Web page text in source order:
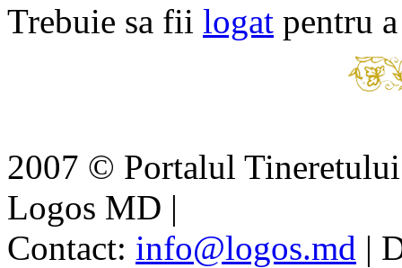
Trebuie sa fii logat pentru
2007 © Portalul
Logos MD |
Contact: info@logos.md |